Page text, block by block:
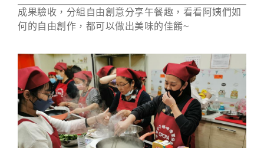
成果驗收，分組自由創意分享午餐趣，看看阿姨們如
何的自由創作，都可以做出美味的佳餚~